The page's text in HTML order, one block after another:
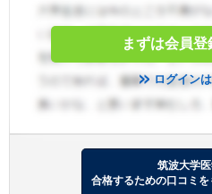
杏林大学 東京都地域枠選
杏林大学 新潟県地域枠
杏林大学 群馬県地域枠
杏林大学 一般選抜
東京慈恵会医科大学 一般
日本大学 一般選抜 N
獨協医科大学 新潟県地
その他（小論文など）
大学入試共通テスト及び個別学力検査
医学類は定期性試験）を実施
まずは会員登
ログイン
筑波大学
合格するための口コミを